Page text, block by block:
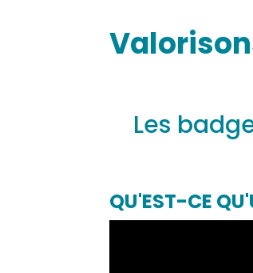
Les
QU'EST-CE